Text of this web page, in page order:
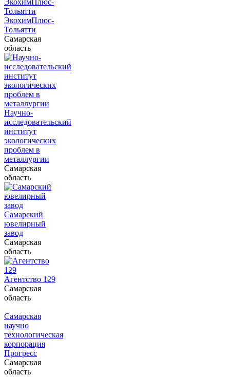
ЭкохимПлюс-
Тольятти
Самарская
область
Научно-
исследовательский
институт
экологических
проблем в
металлургии
Самарская
область
Самарский
ювелирный
завод
Самарская
область
Агентство 129
Самарская
область
Самарская
научно
технологическая
корпорация
Прогресс
Самарская
область